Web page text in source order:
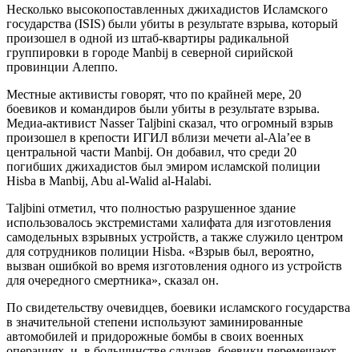
Несколько высокопоставленных джихадистов Исламского
государства (ISIS) были убиты в результате взрыва, который
произошел в одной из штаб-квартиры радикальной
группировки в городе Manbij в северной сирийской
провинции Алеппо.
Местные активисты говорят, что по крайней мере, 20
боевиков и командиров были убиты в результате взрыва.
Медиа-активист Nasser Taljbini сказал, что огромный взрыв
произошел в крепости ИГИЛ вблизи мечети al-Ala’ee в
центральной части Manbij. Он добавил, что среди 20
погибших джихадистов был эмиром исламской полиции
Hisba в Manbij, Abu al-Walid al-Halabi.
Taljbini отметил, что полностью разрушенное здание
использовалось экстремистами халифата для изготовления
самодельных взрывных устройств, а также служило центром
для сотрудников полиции Hisba. «Взрыв был, вероятно,
вызван ошибкой во время изготовления одного из устройств
для очередного смертника», сказал он.
По свидетельству очевидцев, боевики исламского государства
в значительной степени используют заминированные
автомобилей и придорожные бомбы в своих военных